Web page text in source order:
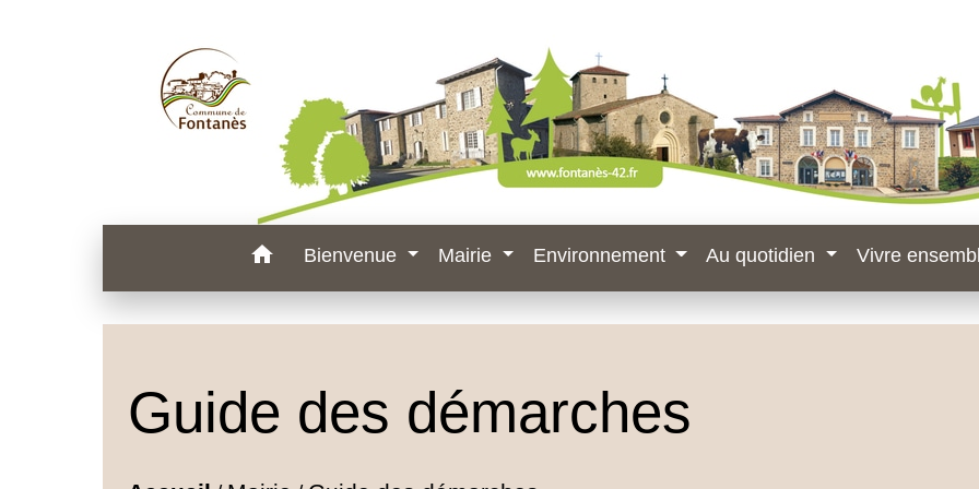
home Bienvenue Mairie Environnement Au quotidien Vivre
Guide des démarches